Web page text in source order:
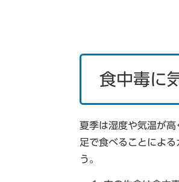
食中毒に
夏季は湿度や気温が
足で食べることによ
う。